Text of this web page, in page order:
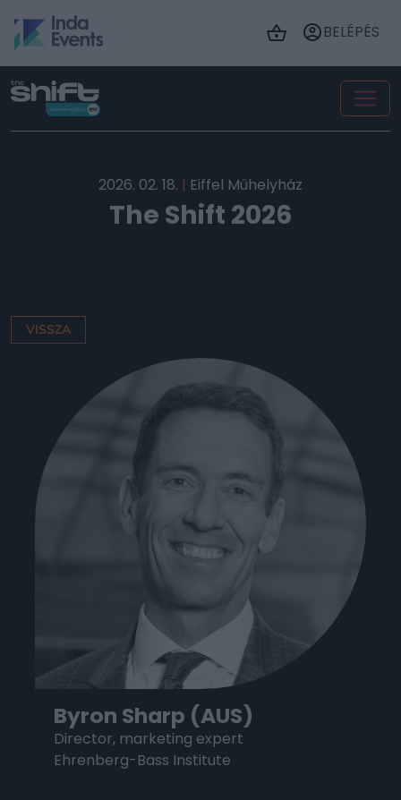
BELÉPÉS
2026. 02. 18. | Eiffel Műhelyház
The Shift 2026
VISSZA
Byron Sharp (AUS)
Director, marketing expert
Ehrenberg-Bass Institute